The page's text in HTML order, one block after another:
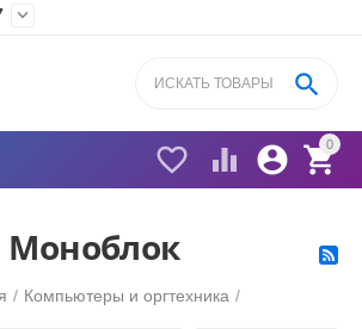

0


 

Моноблок
/ Компьютеры и оргтехника /